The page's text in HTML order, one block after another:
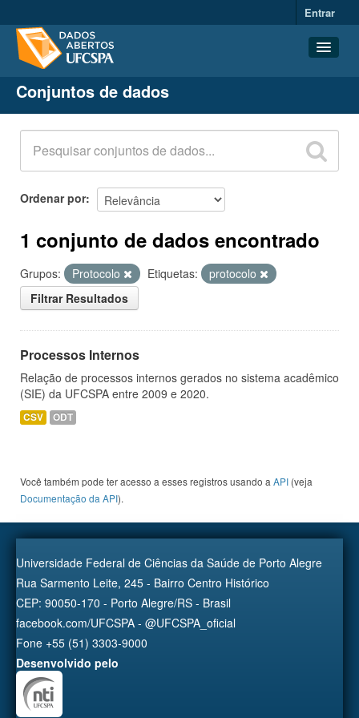
Entrar
Conjuntos de dados
Organizações
Grupos
Sobre
Conjuntos de dados
Ordenar por
1 conjunto de dados encontrado
Grupos: Protocolo Etiquetas:
protocolo
Filtrar Resultados
Processos Internos
Relação de processos internos gerados no sistema acadêmico
(SIE) da UFCSPA entre 2009 e 2020.
CSV ODT
Você também pode ter acesso a esses registros usando a API (veja
Documentação da API).
Universidade Federal de Ciências da Saúde de Porto Alegre
Rua Sarmento Leite, 245 - Bairro Centro Histórico
CEP: 90050-170 - Porto Alegre/RS - Brasil
facebook.com/UFCSPA - @UFCSPA_oficial
Fone +55 (51) 3303-9000
Desenvolvido pelo